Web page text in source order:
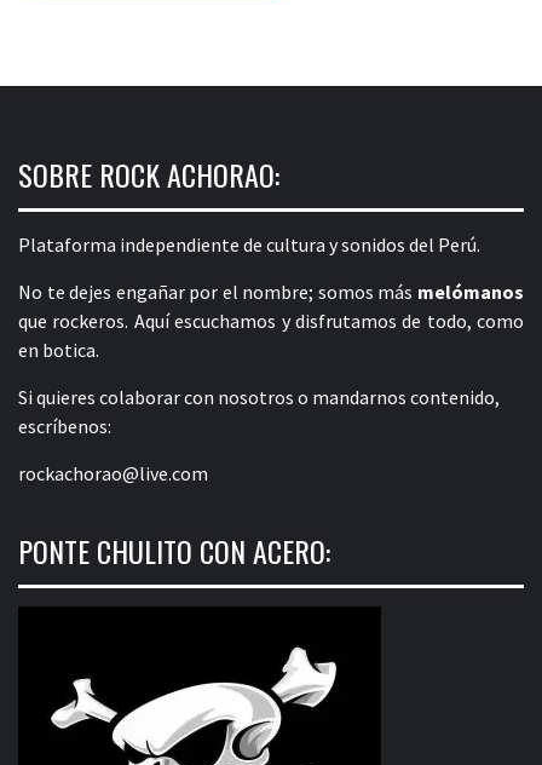
SOBRE ROCK ACHORAO:
Plataforma independiente de cultura y sonidos del Perú.
No te dejes engañar por el nombre; somos más melómanos
que rockeros. Aquí escuchamos y disfrutamos de todo, como
en botica.
Si quieres colaborar con nosotros o mandarnos contenido,
escríbenos:
rockachorao@live.com
PONTE CHULITO CON ACERO: